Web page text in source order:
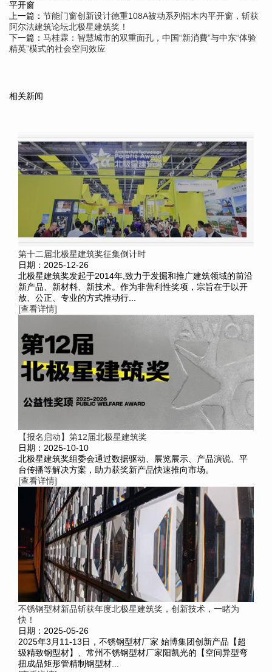
平开窗
上一篇： 节能门窗创新设计德重108A被动系列铝木内平开窗，斩获
阿尔法建筑论坛北极星建筑奖！
下一篇： 马桂霖：智慧城市的双重面孔，中国“新消費”与中东“体验
精英”模式的社会空间效应
相关新闻
第十二届北极星建筑奖征集倒计时
日期：2025-12-26
北极星建筑奖发起于2014年,致力于发掘和推广建筑领域的前沿
新产品、新材料、新技术。作为非营利性奖项，宗旨在于以开
放、公正、专业的方式推动行...
[查看详情]
【报名启动】第12届北极星建筑奖
日期：2025-10-10
北极星建筑奖组委会通过数据驱动、展览展示、产品演说、平
台传播等解决方案，助力获奖新产品快速推向市场。
[查看详情]
不锈钢型材新品斩获年度北极星建筑奖，创新技术，一睹为
快！
日期：2025-05-26
2025年3月11-13日，不锈钢型材厂家 始博集团创新产品【超
级精致钢型材】、常州不锈钢型材厂家阳凯光的【空间异型弯
扭成品矩形管精制钢型材...